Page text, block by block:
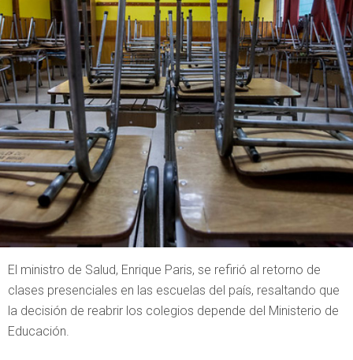
El ministro de Salud, Enrique Paris, se refirió al retorno de
clases presenciales en las escuelas del país, resaltando que
la decisión de reabrir los colegios depende del Ministerio de
Educación.